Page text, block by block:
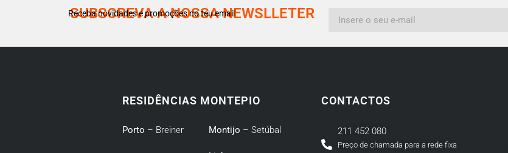
SUBSCREVA A NOSSA NEWSLLETER
Receba novidades e promoções no teu email
RESIDÊNCIAS MONTEPIO
Porto – Breiner Montijo – Setúbal
CONTACTOS
211 452 080
Preço de chamada para a rede fixa